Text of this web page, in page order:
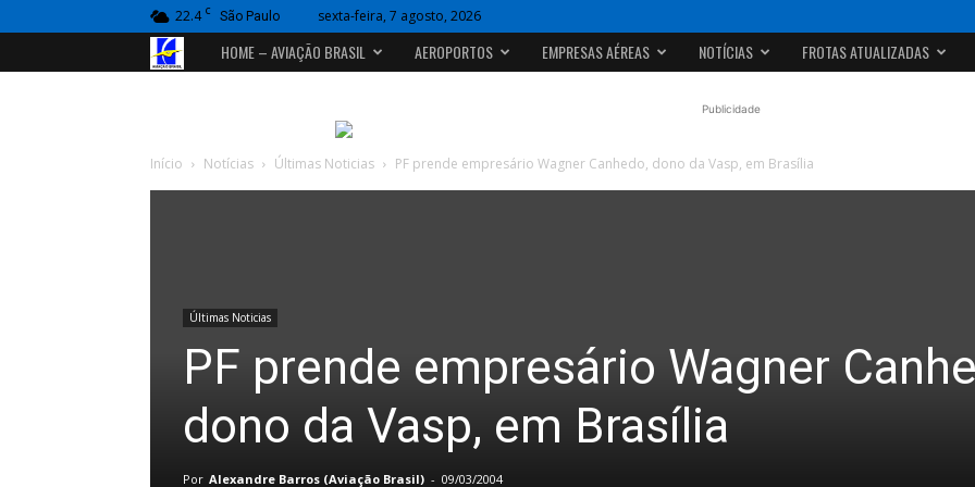
22.4 C São Paulo sexta-feira, 7 agosto, 2026
Portal
HOME – AVIAÇÃO BRASIL AEROPORTOS EMPRESAS AÉREAS NOTÍCIAS FROTAS ATUALIZADAS
Publicidade
Início Notícias Últimas Noticias PF prende empresário Wagner Canhedo, dono da Vasp, em Brasília
Últimas Noticias
PF prende empresário Wagner
dono da Vasp, em Brasília
Por Alexandre Barros (Aviação Brasil) - 09/03/2004